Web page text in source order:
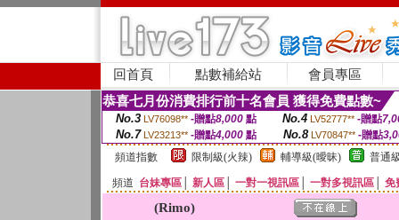
回首頁 點數補給站 會員專區
恭喜七月份消費排行前十名會員 獲得免費點數~
No.3 LV76098** -贈點8,000點 No.4 LV52777** -贈點
No.7 LV23213** -贈點4,000 點 No.8 LV70847** -贈點
頻道指數
限制級(火辣) 輔導級(曖昧) 普通
頻道 台妹專區 新人區 一對一視訊區 一對多視訊區 免
(Rimo)